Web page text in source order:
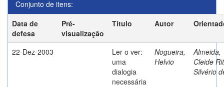
Conjunto de itens:
Data de
defesa
Pré-
visualização
Título Autor
22-Dez-2003
Ler o ver:
uma
dialogia
necessária
Nogueira,
Helvio
Almeida,
Cleide
Silvério